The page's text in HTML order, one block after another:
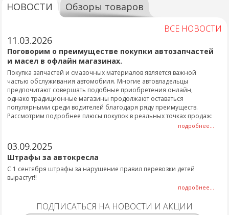
НОВОСТИ Обзоры товаров
ВСЕ НОВОСТИ
11.03.2026
Поговорим о преимуществе покупки автозапчастей
и масел в офлайн магазинах.
Покупка запчастей и смазочных материалов является важной
частью обслуживания автомобиля. Многие автовладельцы
предпочитают совершать подобные приобретения онлайн,
однако традиционные магазины продолжают оставаться
популярными среди водителей благодаря ряду преимуществ.
Рассмотрим подробнее плюсы покупок в реальных точках продаж:
подробнее...
03.09.2025
Штрафы за автокресла
С 1 сентября штрафы за нарушение правил перевозки детей
вырастут!!
подробнее...
ПОДПИСАТЬСЯ НА НОВОСТИ И АКЦИИ